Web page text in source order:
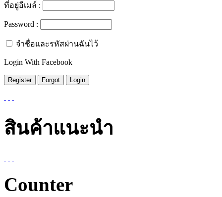
ที่อยู่อีเมล์ :
Password :
จำชื่อและรหัสผ่านฉันไว้
Login With Facebook
สินค้าแนะนำ
Counter